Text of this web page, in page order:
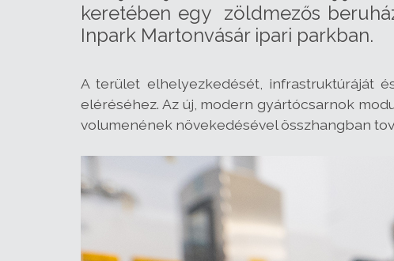
keretében egy zöldmezős
Inpark Martonvásár ipari parkban.
A terület elhelyezkedését, infrastruktúráját
eléréséhez. Az új, modern gyártócsarnok
volumenének növekedésével összhangban